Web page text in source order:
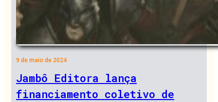
9 de maio de 2024
Jambô Editora lança
financiamento coletivo de